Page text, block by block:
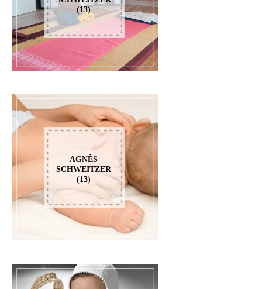
(13)
AGNÈS
SCHWEITZER
(13)